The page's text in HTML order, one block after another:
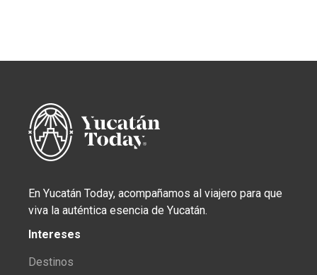
En Yucatán Today, acompañamos al viajero para que
viva la auténtica esencia de Yucatán.
Intereses
Destinos